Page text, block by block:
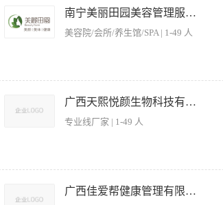
服务。 4、负责保管美容及按摩工具，对工具、美容用品
工作。 职位要求： 1、皮肤好，仪表大方，熟悉美容产品
识强，工作耐心细致； 4、吃苦耐劳，爱岗敬业，良好的
南宁美丽田园美容管理服务有限公司
美容院/会所/养生馆/SPA | 1-49 人
广西天熙悦颜生物科技有限公司
专业线厂家 | 1-49 人
广西佳爱帮健康管理有限公司